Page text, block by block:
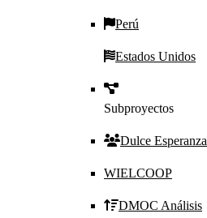
Perú
Estados Unidos
Subproyectos
Dulce Esperanza
WIELCOOP
DMOC Análisis